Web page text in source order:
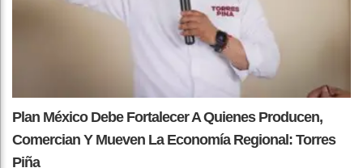
Plan México Debe Fortalecer A Quienes Producen,
Comercian Y Mueven La Economía Regional: Torres
Piña